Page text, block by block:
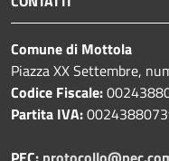
Comune di Mottola
Piazza XX Settembre,
Codice Fiscale:
Partita IVA: